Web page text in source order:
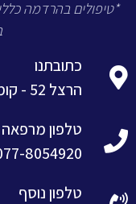
*טיפולים בהרדמה
כתובתנו
הרצל 52 - קומת קרקע, ראשון לציון
טלפון מרפאה
8054920
טלפון נוסף